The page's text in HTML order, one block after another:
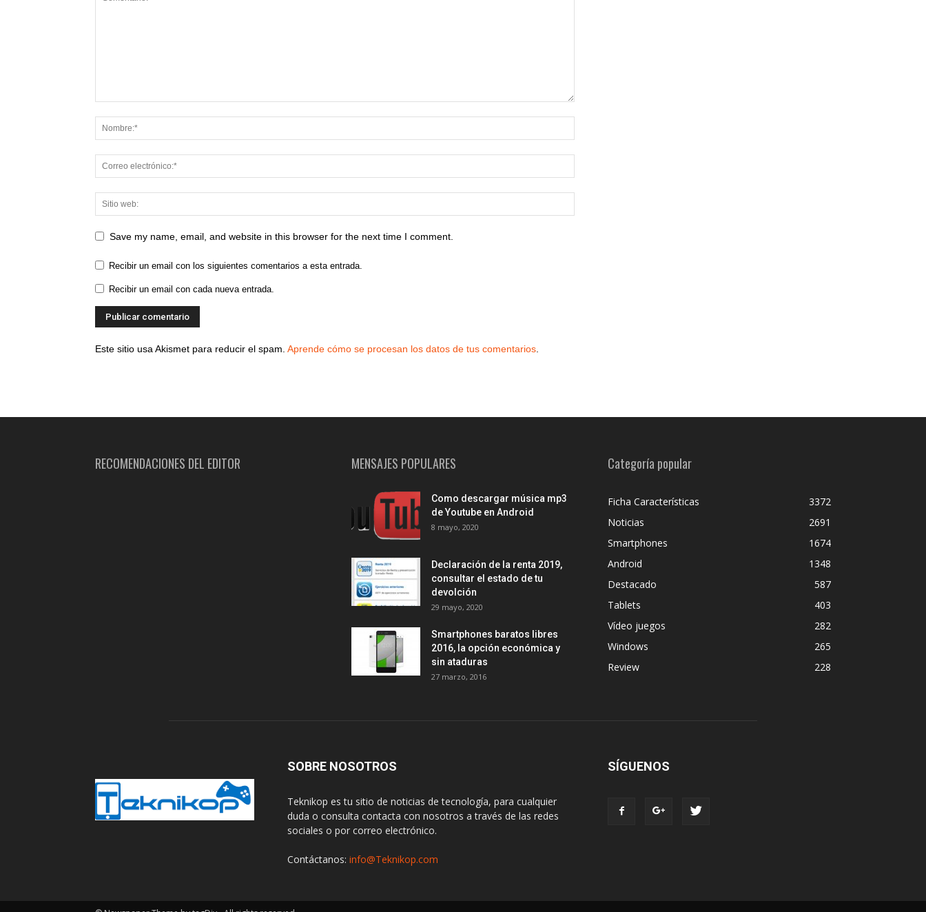
Save my name, email, and website in this browser for the next time I comment.
Recibir un email con los siguientes comentarios a esta entrada.
Recibir un email con cada nueva entrada.
Este sitio usa Akismet para reducir el spam. Aprende cómo se procesan los datos de tus comentarios
RECOMENDACIONES DEL EDITOR MENSAJES POPULARES
Como descargar música mp3
de Youtube en Android
8 mayo, 2020
Declaración de la renta 2019,
consultar el estado de tu
devolción
29 mayo, 2020
Smartphones baratos libres
2016, la opción económica y
sin ataduras
27 marzo, 2016
Categoría popular
Ficha Características
3372
Noticias
2691
Smartphones
1674
Android
1348
Destacado
587
Tablets
403
Vídeo juegos
282
Windows
265
Review
228
SOBRE NOSOTROS
Teknikop es tu sitio de noticias de tecnología, para cualquier
duda o consulta contacta con nosotros a través de las redes
sociales o por correo electrónico.
Contáctanos: info@Teknikop.com
SÍGUENOS